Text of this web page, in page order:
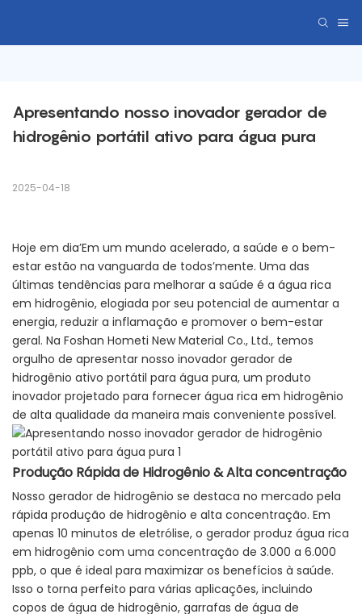
Apresentando nosso inovador gerador de
hidrogênio portátil ativo para água pura
2025-04-18
Hoje em dia’Em um mundo acelerado, a saúde e o bem-
estar estão na vanguarda de todos’mente. Uma das
últimas tendências para melhorar a saúde é a água rica
em hidrogênio, elogiada por seu potencial de aumentar a
energia, reduzir a inflamação e promover o bem-estar
geral. Na Foshan Hometi New Material Co., Ltd., temos
orgulho de apresentar nosso inovador gerador de
hidrogênio ativo portátil para água pura, um produto
inovador projetado para fornecer água rica em hidrogênio
de alta qualidade da maneira mais conveniente possível.
Produção Rápida de Hidrogênio & Alta concentração
Nosso gerador de hidrogênio se destaca no mercado pela
rápida produção de hidrogênio e alta concentração. Em
apenas 10 minutos de eletrólise, o gerador produz água rica
em hidrogênio com uma concentração de 3.000 a 6.000
ppb, o que é ideal para maximizar os benefícios à saúde.
Isso o torna perfeito para várias aplicações, incluindo
copos de água de hidrogênio, garrafas de água de